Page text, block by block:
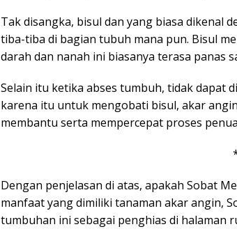
Tak disangka, bisul dan yang biasa dikenal
tiba-tiba di bagian tubuh mana pun. Bisul
darah dan nanah ini biasanya terasa panas
Selain itu ketika abses tumbuh, tidak dapat
karena itu untuk mengobati bisul, akar
membantu serta mempercepat proses
Dengan penjelasan di atas, apakah Sobat
manfaat yang dimiliki tanaman akar angin,
tumbuhan ini sebagai penghias di halaman